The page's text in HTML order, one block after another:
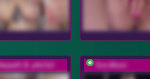
Sun-Moon